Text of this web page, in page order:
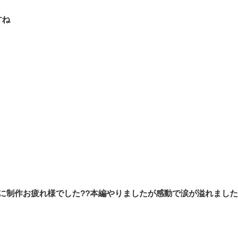
ね
制作お疲れ様でした??本編やりましたが感動で涙が溢れました